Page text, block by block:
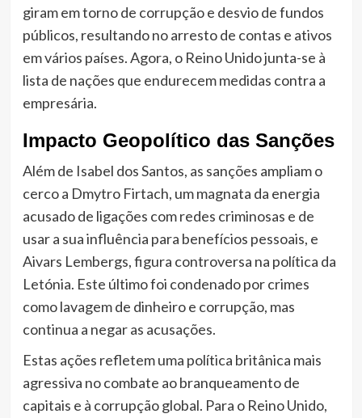
giram em torno de corrupção e desvio de fundos
públicos, resultando no arresto de contas e ativos
em vários países. Agora, o Reino Unido junta-se à
lista de nações que endurecem medidas contra a
empresária.
Impacto Geopolítico das Sanções
Além de Isabel dos Santos, as sanções ampliam o
cerco a Dmytro Firtach, um magnata da energia
acusado de ligações com redes criminosas e de
usar a sua influência para benefícios pessoais, e
Aivars Lembergs, figura controversa na política da
Letónia. Este último foi condenado por crimes
como lavagem de dinheiro e corrupção, mas
continua a negar as acusações.
Estas ações refletem uma política britânica mais
agressiva no combate ao branqueamento de
capitais e à corrupção global. Para o Reino Unido,